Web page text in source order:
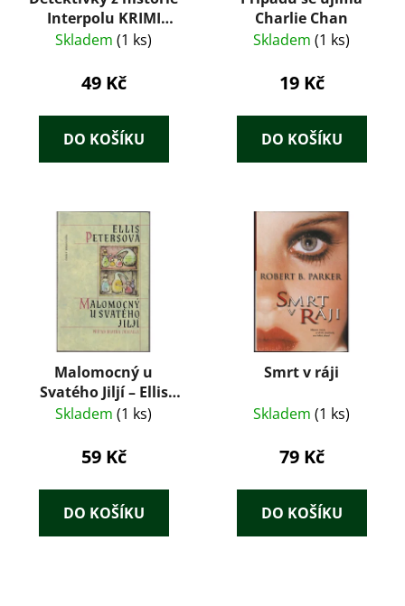
Interpolu KRIMI
1/1999 – Kolektiv
Skladem (1 ks)
49 Kč
DO KOŠÍKU
Charlie Chan
Skladem (1 ks)
19 Kč
DO KOŠÍKU
Malomocný u
Svatého Jiljí – Ellis
Petersová (1994)
Skladem (1 ks)
59 Kč
DO KOŠÍKU
Smrt v ráji
Skladem (1 ks)
79 Kč
DO KOŠÍKU